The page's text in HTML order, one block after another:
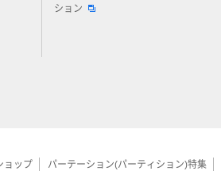
ション
ョップ パーテーション(パーティション)特集